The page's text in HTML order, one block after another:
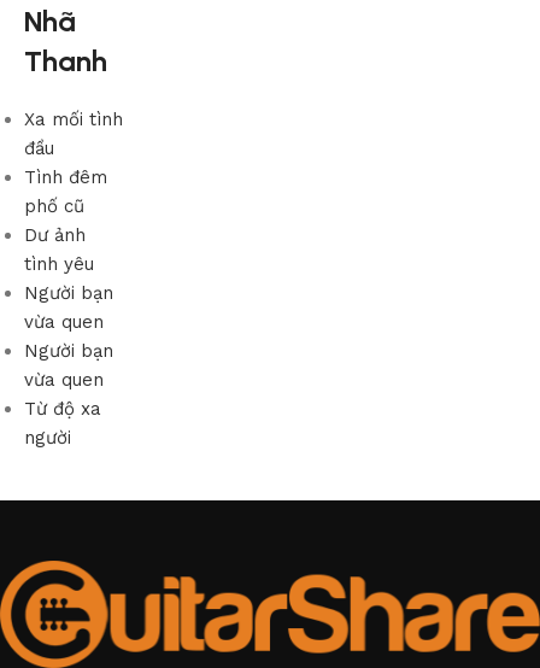
Nhã
Thanh
Xa mối tình
đầu
Tình đêm
phố cũ
Dư ảnh
tình yêu
Người bạn
vừa quen
Người bạn
vừa quen
Từ độ xa
người